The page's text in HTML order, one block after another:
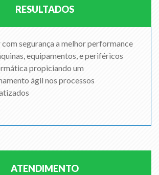
RESULTADOS
segurança a melhor performance
equipamentos, e periféricos
propiciando um
ágil nos processos
ATENDIMENTO